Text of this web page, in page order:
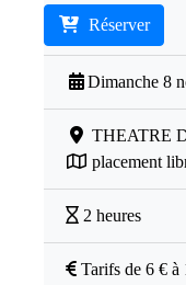
Réserver
Dimanche 8
THEATRE
placement
2 heures
Tarifs de 6 € à